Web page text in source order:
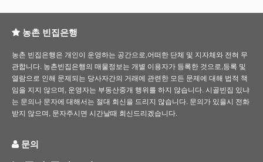
농촌 빈집은행
농촌 빈집은행은 개인이 운영하는 공간으로,어떠한 단체 및 지자체와 전혀 무
관합니다. 농촌빈집은행의 매물정보는 개별 이용자가 등록한 것으로,등록 및
열람으로 인해 문제되는 당사자간의 거래에 관련한 모든 문제에 대해 법적 책
임을 지지 않으며, 운영자는 부동산중개 행위를 하지 않습니다. 시골빈집 있냐
는 문의나 문자에 대해서는 절대 회신을 드리지 않습니다. 문의가 있을시 전화
받지 않으며, 문자주시면 시간날때 회신드리겠습니다.
문의